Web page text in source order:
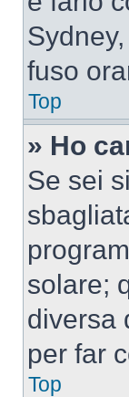
fuso
Top
» Ho
Se sei
solare;
diversa
per far
Top